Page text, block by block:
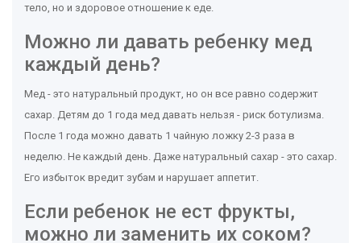
тело, но и здоровое отношение к еде.
Можно ли давать ребенку мед
каждый день?
Мед - это натуральный продукт, но он все равно содержит
сахар. Детям до 1 года мед давать нельзя - риск ботулизма.
После 1 года можно давать 1 чайную ложку 2-3 раза в
неделю. Не каждый день. Даже натуральный сахар - это сахар.
Его избыток вредит зубам и нарушает аппетит.
Если ребенок не ест фрукты,
можно ли заменить их соком?